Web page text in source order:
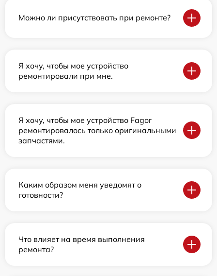
Можно ли присутствовать при ремонте?
Я хочу, чтобы мое устройство
ремонтировали при мне.
Я хочу, чтобы мое устройство Fagor
ремонтировалось только оригинальными
запчастями.
Каким образом меня уведомят о
готовности?
Что влияет на время выполнения
ремонта?